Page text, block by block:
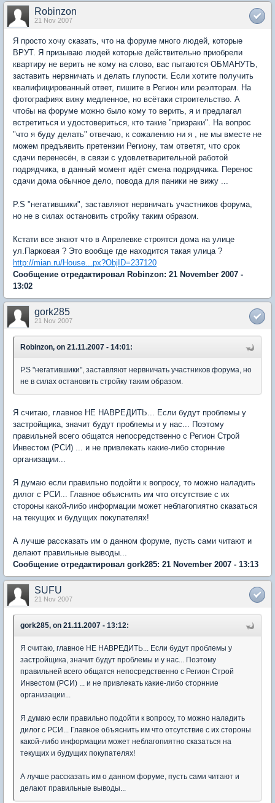
Robinzon
21 Nov 2007
Я просто хочу сказать, что на форуме много людей, которые
ВРУТ. Я призываю людей которые действительно приобрели
квартиру не верить не кому на слово, вас пытаются ОБМАНУТЬ,
заставить нервничать и делать глупости. Если хотите получить
квалифицированный ответ, пишите в Регион или реэлторам. На
фотографиях вижу медленное, но всётаки строительство. А
чтобы на форуме можно было кому то верить, я и предлагал
встретиться и удостовериться, кто такие "призраки". На вопрос
"что я буду делать" отвечаю, к сожалению ни я , не мы вместе не
можем предъявить претензии Региону, там ответят, что срок
сдачи перенесён, в связи с удовлетварительной работой
подрядчика, в данный момент идёт смена подрядчика. Перенос
сдачи дома обычное дело, повода для паники не вижу ...
P.S "негатившики", заставляют нервничать участников форума,
но не в силах остановить стройку таким образом.
Кстати все знают что в Апрелевке строятся дома на улице
ул.Парковая ? Это вообще где находится такая улица ?
http://mian.ru/House...px?ObjID=237120
Сообщение отредактировал Robinzon: 21 November 2007 -
13:02
gork285
21 Nov 2007
Robinzon, on 21.11.2007 - 14:01:
P.S "негатившики", заставляют нервничать участников форума, но
не в силах остановить стройку таким образом.
Я считаю, главное НЕ НАВРЕДИТЬ... Если будут проблемы у
застройщика, значит будут проблемы и у нас... Поэтому
правильней всего общатся непосредственно с Регион Строй
Инвестом (РСИ) ... и не привлекать какие-либо сторнние
организации...
Я думаю если правильно подойти к вопросу, то можно наладить
дилог с РСИ... Главное объяснить им что отсутствие с их
стороны какой-либо информации может неблагопиятно сказаться
на текущих и будущих покупателях!
А лучше рассказать им о данном форуме, пусть сами читают и
делают правильные выводы...
Сообщение отредактировал gork285: 21 November 2007 - 13:13
SUFU
21 Nov 2007
gork285, on 21.11.2007 - 13:12:
Я считаю, главное НЕ НАВРЕДИТЬ... Если будут проблемы у
застройщика, значит будут проблемы и у нас... Поэтому
правильней всего общатся непосредственно с Регион Строй
Инвестом (РСИ) ... и не привлекать какие-либо сторнние
организации...
Я думаю если правильно подойти к вопросу, то можно наладить
дилог с РСИ... Главное объяснить им что отсутствие с их стороны
какой-либо информации может неблагопиятно сказаться на
текущих и будущих покупателях!
А лучше рассказать им о данном форуме, пусть сами читают и
делают правильные выводы...